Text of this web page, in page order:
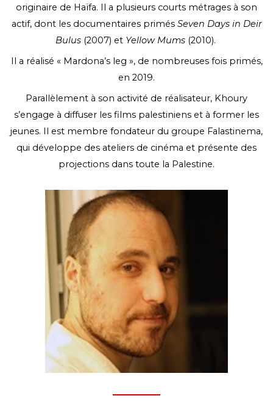
originaire de Haïfa. Il a plusieurs courts métrages à son
actif, dont les documentaires primés Seven Days in Deir
Bulus(2007) et Yellow Mums(2010).
Il a réalisé « Mardona’s leg », de nombreuses fois primés,
en 2019.
Parallèlement à son activité de réalisateur, Khoury
s’engage à diffuser les films palestiniens et à former les
jeunes. Il est membre fondateur du groupe Falastinema,
qui développe des ateliers de cinéma et présente des
projections dans toute la Palestine.